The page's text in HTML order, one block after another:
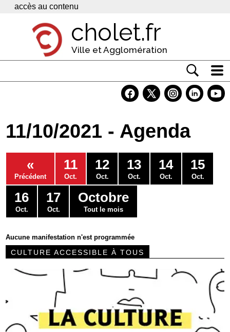
Panneau de gestion des cookies
accès au contenu
cholet.fr
Ville et Agglomération
Economie
Services
Contacts
11/10/2021 - Agenda
«
Précédent
11
Oct.
12
Oct.
13
Oct.
14
Oct.
15
Oct.
16
Oct.
17
Oct.
Octobre
Tout le mois
Aucune manifestation n'est programmée
CULTURE ACCESSIBLE À TOUS